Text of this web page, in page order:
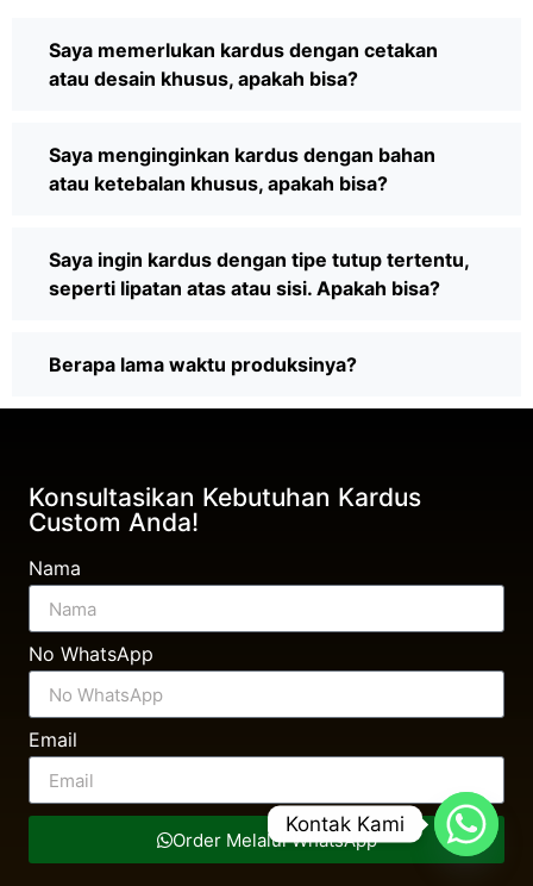
Saya memerlukan kardus dengan cetakan
atau desain khusus, apakah bisa?
Saya menginginkan kardus dengan bahan
atau ketebalan khusus, apakah bisa?
Saya ingin kardus dengan tipe tutup tertentu,
seperti lipatan atas atau sisi. Apakah bisa?
Berapa lama waktu produksinya?
Konsultasikan Kebutuhan Kardus
Custom Anda!
Nama
No WhatsApp
Email
Order Melalui WhatsApp
Kontak Kami